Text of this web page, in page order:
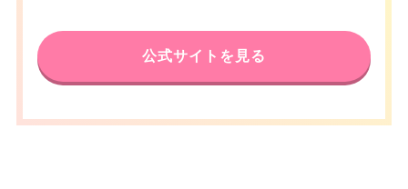
公式サイトを見る